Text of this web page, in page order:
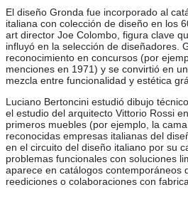
El diseño Gronda fue incorporado al
italiana con colección de diseño en los
art director Joe Colombo, figura clave
influyó en la selección de diseñadores.
reconocimiento en concursos (por
menciones en 1971) y se convirtió en
mezcla entre funcionalidad y estética
Luciano Bertoncini estudió dibujo
el estudio del arquitecto Vittorio Rossi
primeros muebles (por ejemplo, la
reconocidas empresas italianas del
en el circuito del diseño italiano por su
problemas funcionales con soluciones
aparece en catálogos contemporáneos
reediciones o colaboraciones con